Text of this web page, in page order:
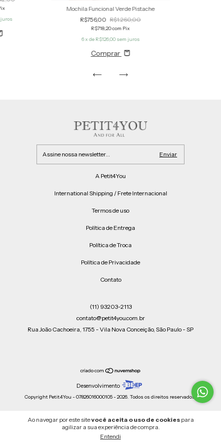
Ao navegar por este sitevocê aceita o uso de cookiespara
agilizar a sua experiência de compra.
Entendi
Mochila Funcional Verde Pistache
R$756,00 R$1.260,00
R$718,20com Pix
6 x deR$126,00 sem juros
Comprar
A Petit4You
International Shipping / Frete Internacional
Termos de uso
Política de Entrega
Política de Troca
Política de Privacidade
Contato
(11) 93203-2113
contato@petit4you.com.br
Rua João Cachoeira, 1755 - Vila Nova Conceição, São Paulo - SP
Desenvolvimento
Copyright Petit4You - 07826016000105 - 2026. Todos os direitos reservados.